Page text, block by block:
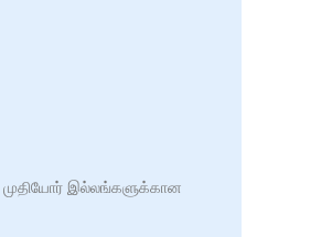
இல்லங்களுக்கான